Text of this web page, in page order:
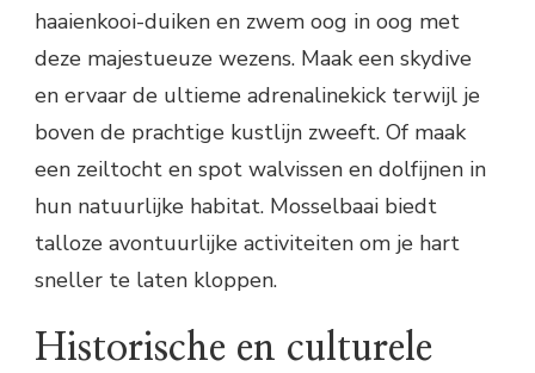
haaienkooi-duiken en zwem oog in oog met
deze majestueuze wezens. Maak een skydive
en ervaar de ultieme adrenalinekick terwijl je
boven de prachtige kustlijn zweeft. Of maak
een zeiltocht en spot walvissen en dolfijnen in
hun natuurlijke habitat. Mosselbaai biedt
talloze avontuurlijke activiteiten om je hart
sneller te laten kloppen.
Historische en culturele